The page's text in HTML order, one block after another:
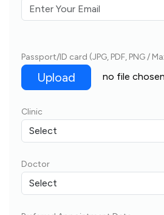
Passport/ID card (JPG, PDF, PNG /
Upload no file chosen
Clinic
Doctor